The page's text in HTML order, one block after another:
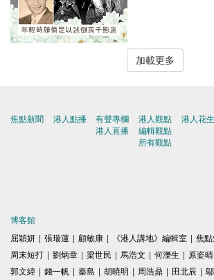
加載更多
焦點新聞 港人點播
有聲專欄
港人直播
港人觀點
編輯觀點
所有觀點
港人花生
博客館
屈穎妍 | 張瑞蓮 | 顧敏康 | 《港人講地》編輯室 | 焦
周末短打 | 劉炳章 | 梁世民 | 馬浩文 | 何濼生 | 原姿晴
郭文緯 | 錢一帆 | 秦島 | 胡曉明 | 周浩鼎 | 田北辰 |